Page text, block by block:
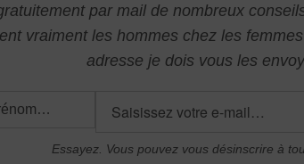
par mail de nombreux
vraiment les hommes chez les
adresse je dois vous les
Essayez. Vous pouvez vous désinscrire à